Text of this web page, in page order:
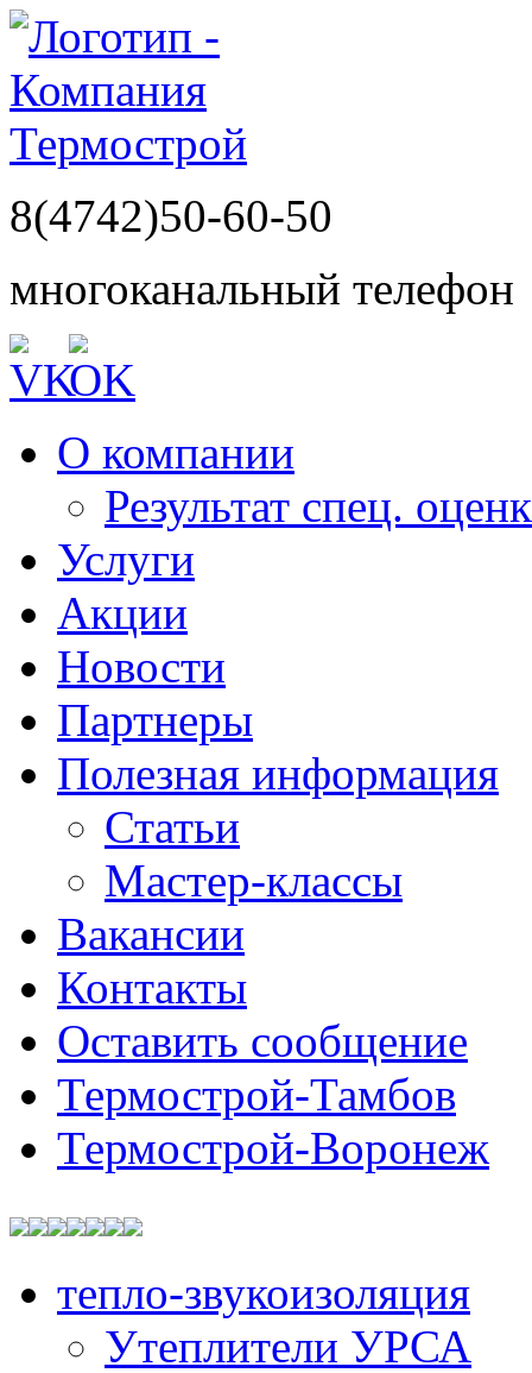
8(4742)50-60-50
многоканальный телефон
О компании
Результат спец.
Услуги
Акции
Новости
Партнеры
Полезная информация
Статьи
Мастер-классы
Вакансии
Контакты
Оставить сообщение
Термострой-Тамбов
Термострой-Воронеж
тепло-звукоизоляция
Утеплители УРСА